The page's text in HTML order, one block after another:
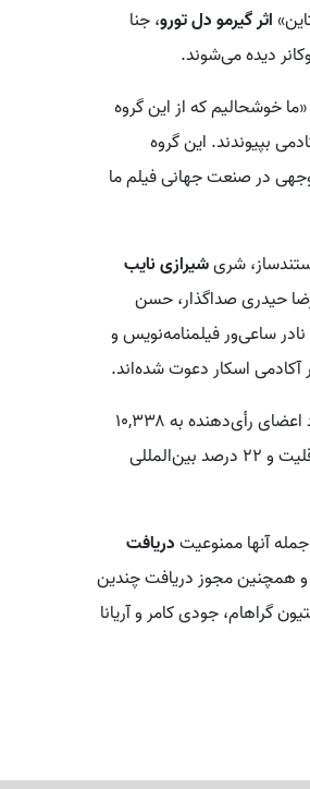
اثر گیرمو دل تورو، جنا
خوشحالیم که از این گروه
بپیوندند. این گروه
در صنعت جهانی فیلم ما
شریشیرازی نایب
حیدری صداگذار، حسن
ساعی‌ور فیلمنامه‌نویس و
آکادمی اسکار دعوت شده‌اند.
اگر همه دعوت‌نامه‌ها پذیرفته شوند، تعداد کل اعضای آکادمی به ۱۱,۳۱۹ نفر و تعداد اعضای رأی‌دهنده به ۱۰,۳۳۸
نفر افزایش می‌یابد. همچنین ترکیب آکادمی به ۳۶ درصد زن، ۲۵ درصد از جوامع اقلیت و ۲۲ درصد بین‌المللی
دریافت
همچنین مجوز دریافت چندین
گراهام، جودی کامر و آریانا